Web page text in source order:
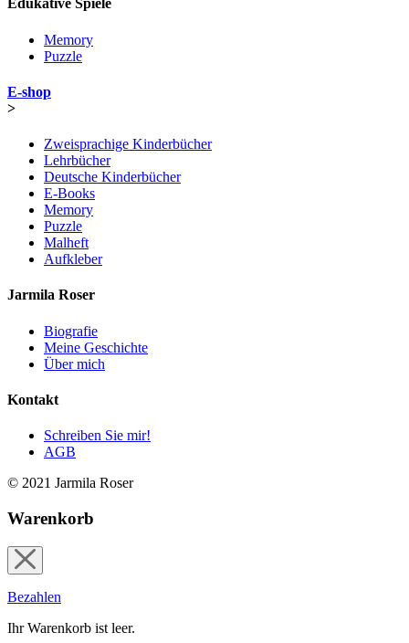
Edukative Spiele
Memory
Puzzle
E-shop
>
Zweisprachige Kinderbücher
Lehrbücher
Deutsche Kinderbücher
E-Books
Memory
Puzzle
Malheft
Aufkleber
Jarmila Roser
Biografie
Meine Geschichte
Über mich
Kontakt
Schreiben Sie mir!
AGB
© 2021 Jarmila Roser
Warenkorb
Bezahlen
Ihr Warenkorb ist leer.